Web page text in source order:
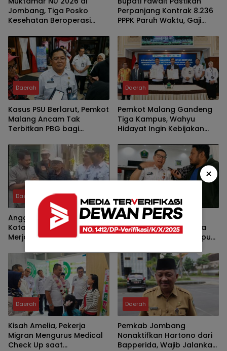
Jombang, Tiga Posko
Kesehatan Beroperasi
Perpanjang Kontrak 8.236
PPPK Paruh Waktu, Gaji
Daerah
Kasus PSU Berlarut, Pemkot
Malang Ancam Tak
Terbitkan PBG bagi
Daerah
Pemkot Malang Gandeng
Tiga Kampus, Wahyu
Hidayat Ingin Kebijakan
pada Birokrasi
Daerah
Anggota Komisi D DPRD
Kota Malang Tinjau Pokir di
Merjosari, Soroti Genangan
Penyelesaian Drainase
Secara Gotong Royong
Kekurangan SDM Jadi
Tantangan, Dinkes Kota
Malang Gandeng Kampus
Kesehatan Masyarakat
Daerah
Kisah Amelia, Pekerja
Migran Mengurus Medical
Check Up saat
Daerah
Pemkab Jombang
Nonaktifkan Hartono dari
Bapperida, Wajib Jalankan
×